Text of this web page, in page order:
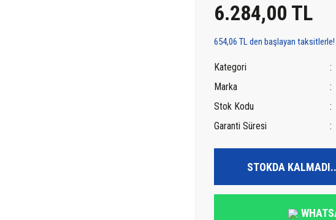
6.284,00 TL
654,06 TL den başlayan taksitlerle!
Kategori
Marka
Stok Kodu
Garanti Süresi
STOKDA